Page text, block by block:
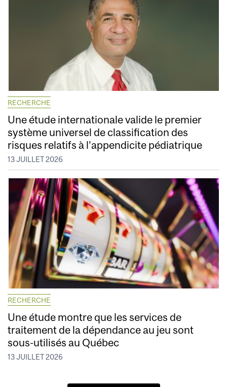
RECHERCHE
Une étude internationale valide le premier
système universel de classification des
risques relatifs à l’appendicite pédiatrique
13 JUILLET 2026
RECHERCHE
Une étude montre que les services de
traitement de la dépendance au jeu sont
sous-utilisés au Québec
13 JUILLET 2026